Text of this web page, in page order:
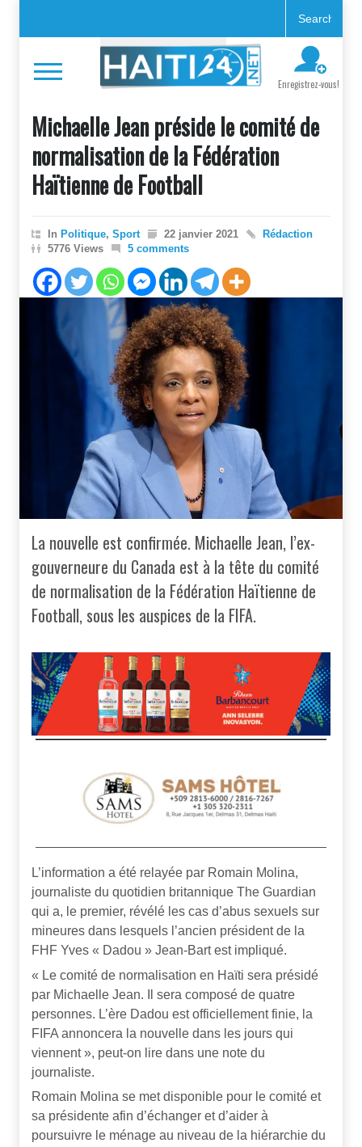
Enregistrez-vous!
Michaelle Jean préside le comité de
normalisation de la Fédération
Haïtienne de Football
In Politique, Sport 22 janvier 2021
Rédaction
5776 Views
5 comments
La nouvelle est confirmée. Michaelle Jean, l’ex-
gouverneure du Canada est à la tête du comité
de normalisation de la Fédération Haïtienne de
Football, sous les auspices de la FIFA.
L’information a été relayée par Romain Molina,
journaliste du quotidien britannique The Guardian
qui a, le premier, révélé les cas d’abus sexuels sur
mineures dans lesquels l’ancien président de la
FHF Yves « Dadou » Jean-Bart est impliqué.
« Le comité de normalisation en Haïti sera présidé
par Michaelle Jean. Il sera composé de quatre
personnes. L’ère Dadou est officiellement finie, la
FIFA annoncera la nouvelle dans les jours qui
viennent », peut-on lire dans une note du
journaliste.
Romain Molina se met disponible pour le comité et
sa présidente afin d’échanger et d’aider à
poursuivre le ménage au niveau de la hiérarchie du